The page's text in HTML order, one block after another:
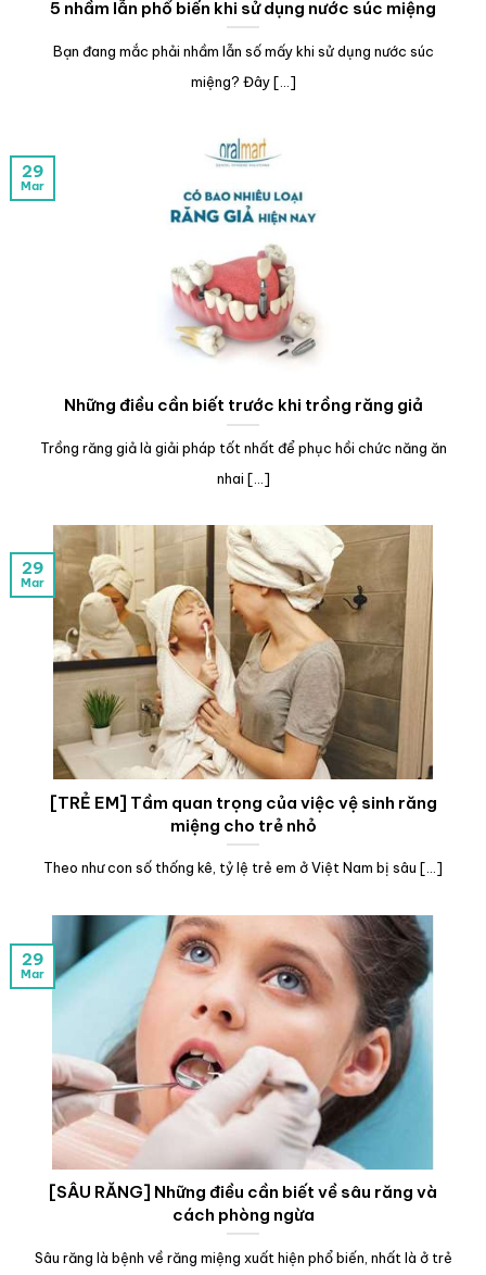
5 nhầm lẫn phổ biến khi sử dụng nước súc miệng
Bạn đang mắc phải nhầm lẫn số mấy khi sử dụng nước súc
miệng? Đây [...]
Những điều cần biết trước khi trồng răng giả
Trồng răng giả là giải pháp tốt nhất để phục hồi chức năng ăn
nhai [...]
29
Mar
[TRẺ EM] Tầm quan trọng của việc vệ sinh răng
miệng cho trẻ nhỏ
Theo như con số thống kê, tỷ lệ trẻ em ở Việt Nam bị sâu [...]
29
Mar
[SÂU RĂNG] Những điều cần biết về sâu răng và
cách phòng ngừa
Sâu răng là bệnh về răng miệng xuất hiện phổ biến, nhất là ở trẻ
29
Mar